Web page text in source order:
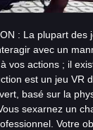
: La plupart des
avec un
vos actions ; il
est un jeu VR
basé sur la
sexarnez un
Votre